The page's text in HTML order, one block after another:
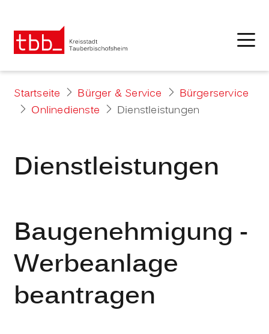
Startseite Bürger & Service
Bürgerservice
Onlinedienste
Dienstleistungen
Dienstleistungen
Baugenehmigung -
Werbeanlage
beantragen